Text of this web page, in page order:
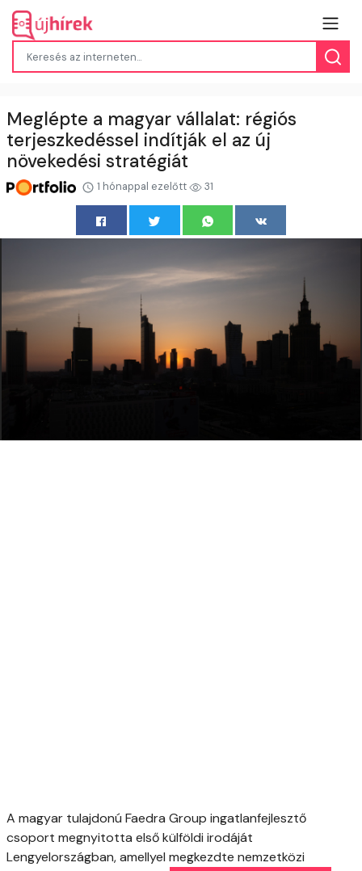
Meglépte a magyar vállalat: régiós
terjeszkedéssel indítják el az új
növekedési stratégiát
1 hónappal ezelőtt 31
A magyar tulajdonú Faedra Group ingatlanfejlesztő
csoport megnyitotta első külföldi irodáját
Lengyelországban, amellyel megkezdte nemzetközi